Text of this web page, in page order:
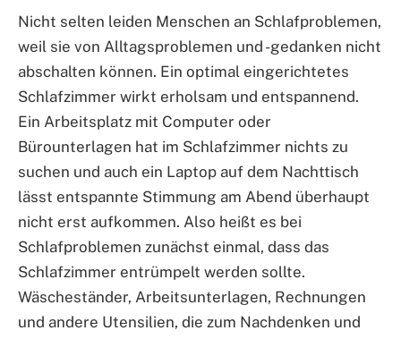
Nicht selten leiden Menschen an Schlafproblemen,
weil sie von Alltagsproblemen und -gedanken nicht
abschalten können. Ein optimal eingerichtetes
Schlafzimmer wirkt erholsam und entspannend.
Ein Arbeitsplatz mit Computer oder
Bürounterlagen hat im Schlafzimmer nichts zu
suchen und auch ein Laptop auf dem Nachttisch
lässt entspannte Stimmung am Abend überhaupt
nicht erst aufkommen. Also heißt es bei
Schlafproblemen zunächst einmal, dass das
Schlafzimmer entrümpelt werden sollte.
Wäscheständer, Arbeitsunterlagen, Rechnungen
und andere Utensilien, die zum Nachdenken und